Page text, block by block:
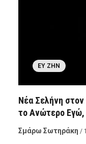
ΕΥ ΖΗΝ
Νέα Σελήνη στον
το Ανώτερο
Σμάρω Σωτηράκη /